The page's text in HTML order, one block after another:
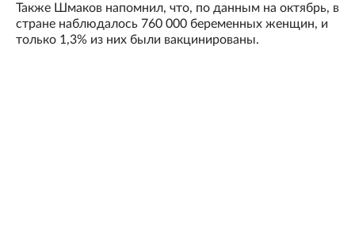
Также Шмаков напомнил, что, по данным на октябрь, в
стране наблюдалось 760 000 беременных женщин, и
только 1,3% из них были вакцинированы.